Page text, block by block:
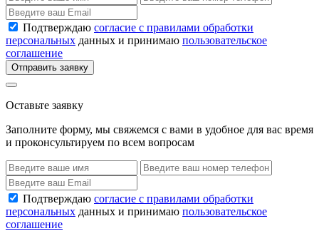
Подтверждаю согласие с правилами обработки
персональных данных и принимаю пользовательское
соглашение
Отправить заявку
Оставьте заявку
Заполните форму, мы свяжемся с вами в удобное для вас время
и проконсультируем по всем вопросам
Подтверждаю согласие с правилами обработки
персональных данных и принимаю пользовательское
соглашение